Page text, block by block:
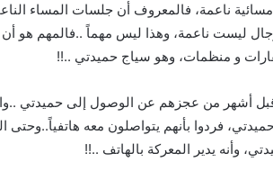
ناعمة، فالمعروف أن جلسات المساء
ليست ناعمة، وهذا ليس مهماً ..فالمهم هو
و منظمات، وهو سياج حميدتي ..!!
أشهر من عجزهم عن الوصول إلى حميدتي
فردوا بأنهم يتواصلون معه هاتفياً..وحتى
وأنه يدير المعركة بالهاتف ..!!